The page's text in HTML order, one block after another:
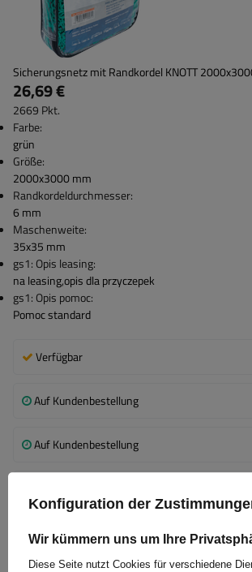
Sicherungsnetz mit Randkordel KNOTT
26,69 €
2669 Pkt.
Farbe:
grün
Größe:
2000x3000 mm
Randkordeldurchmesser:
6 mm
Maschenweite:
35x35 mm
gs1: Opis leasing:
na leasing,opis dla przyczepek
gs1: Opis pomoc:
Pomoc standard
Verfügbar
Auf Kundenbestellung
Auf Kundenbestellung
Weilerswist
Auf Kundenbestellung
Konfiguration der
Wir kümmern uns um Ihre
Diese Seite nutzt Cookies für verschiedene